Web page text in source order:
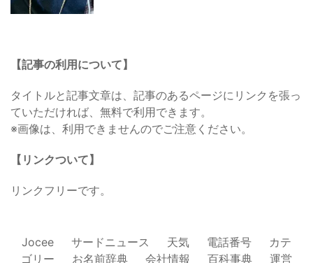
【記事の利用について】
タイトルと記事文章は、記事のあるページにリンクを張っ
ていただければ、無料で利用できます。
※画像は、利用できませんのでご注意ください。
【リンクついて】
リンクフリーです。
Jocee サードニュース 天気 電話番号
カテ
ゴリー
お名前辞典 会社情報 百科事典 運営